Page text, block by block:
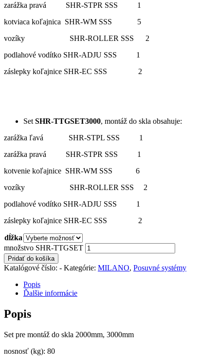
zarážka pravá SHR-STPR SSS 1
kotviaca koľajnica SHR-WM SSS 5
vozíky SHR-ROLLER SSS 2
podlahové vodítko SHR-ADJU SSS 1
záslepky koľajnice SHR-EC SSS 2
Set SHR-TTGSET3000, montáž do skla obsahuje:
zarážka ľavá SHR-STPL SSS 1
zarážka pravá SHR-STPR SSS 1
kotvenie koľajnice SHR-WM SSS 6
vozíky SHR-ROLLER SSS 2
podlahové vodítko SHR-ADJU SSS 1
záslepky koľajnice SHR-EC SSS 2
dĺžka
množstvo SHR-TTGSET
Pridať do košíka
Katalógové číslo: - Kategórie: MILANO, Posuvné systémy
Popis
Ďalšie informácie
Popis
Set pre montáž do skla 2000mm, 3000mm
nosnosť (kg): 80